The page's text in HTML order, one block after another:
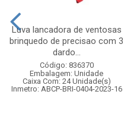
Luva lancadora de ventosas
brinquedo de precisao com 3
dardo...
Código: 836370
Embalagem: Unidade
Caixa Com: 24 Unidade(s)
Inmetro: ABCP-BRI-0404-2023-16